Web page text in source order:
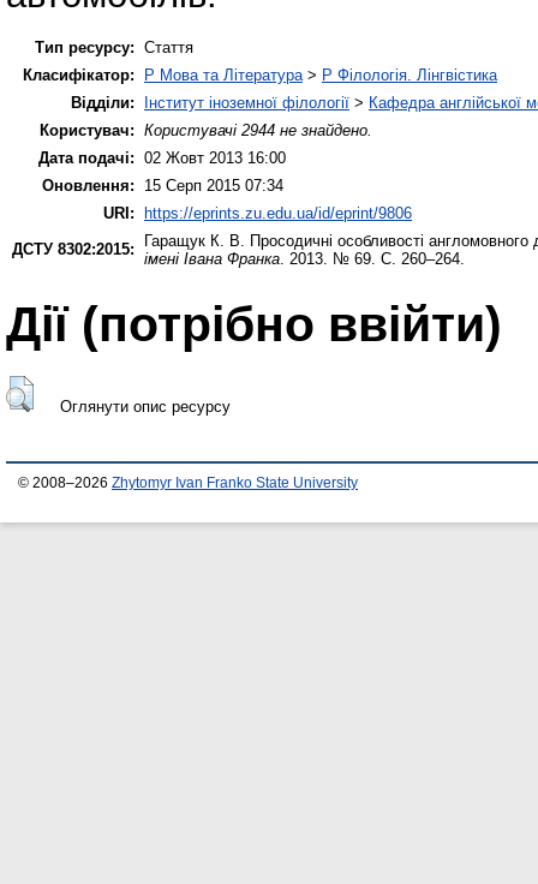
Тип ресурсу: Стаття
Класифікатор:
P Мова та Література > P Філологія. Лінгвістика
Відділи:
Інститут іноземної філології > Кафедра англійської
Користувач: Користувачі 2944 не знайдено.
Дата подачі: 02 Жовт 2013 16:00
Оновлення:
15 Серп 2015 07:34
URI: https://eprints.zu.edu.ua/id/eprint/9806
ДСТУ 8302:2015:
Гаращук К. В.
Просодичні особливості
імені Івана Франка . 2013. № 69. С. 260–264.
Дії ​​(потрібно ввійти)
Оглянути опис ресурсу
© 2008–2026 Zhytomyr Ivan Franko State University